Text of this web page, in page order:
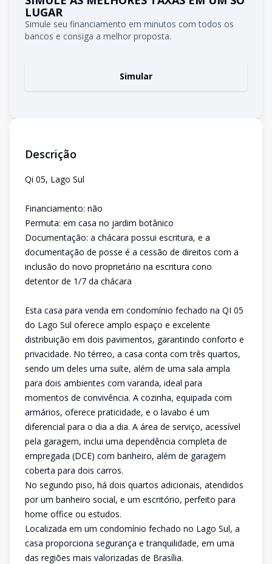
LUGAR
Simule seu financiamento em minutos com todos os
bancos e consiga a melhor proposta.
Simular
Descrição
Qi 05, Lago Sul
Financiamento: não
Permuta: em casa no jardim botânico
Documentação: a chácara possui escritura, e a
documentação de posse é a cessão de direitos com a
inclusão do novo proprietário na escritura cono
detentor de 1/7 da chácara
Esta casa para venda em condomínio fechado na QI 05
do Lago Sul oferece amplo espaço e excelente
distribuição em dois pavimentos, garantindo conforto e
privacidade. No térreo, a casa conta com três quartos,
sendo um deles uma suíte, além de uma sala ampla
para dois ambientes com varanda, ideal para
momentos de convivência. A cozinha, equipada com
armários, oferece praticidade, e o lavabo é um
diferencial para o dia a dia. A área de serviço, acessível
pela garagem, inclui uma dependência completa de
empregada (DCE) com banheiro, além de garagem
coberta para dois carros.
No segundo piso, há dois quartos adicionais, atendidos
por um banheiro social, e um escritório, perfeito para
home office ou estudos.
Localizada em um condomínio fechado no Lago Sul, a
casa proporciona segurança e tranquilidade, em uma
das regiões mais valorizadas de Brasília.